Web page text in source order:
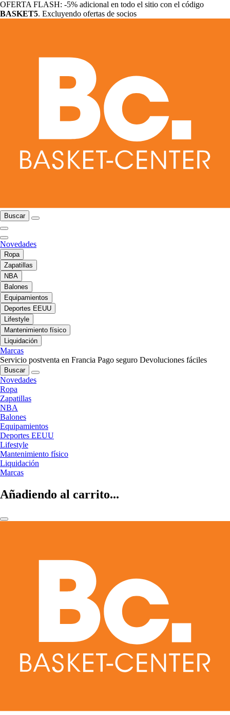
OFERTA FLASH: -5% adicional en todo el sitio con el código
BASKET5. Excluyendo ofertas de socios
Buscar
Novedades
Ropa
Zapatillas
NBA
Balones
Equipamientos
Deportes EEUU
Lifestyle
Mantenimiento físico
Liquidación
Marcas
Servicio postventa en Francia Pago seguro Devoluciones fáciles
Buscar
Novedades
Ropa
Zapatillas
NBA
Balones
Equipamientos
Deportes EEUU
Lifestyle
Mantenimiento físico
Liquidación
Marcas
Añadiendo al carrito...